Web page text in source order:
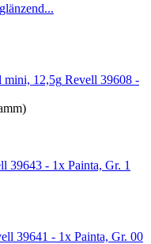
Revell 39608 -
39643 - 1x Painta, Gr. 1
39641 - 1x Painta, Gr. 00